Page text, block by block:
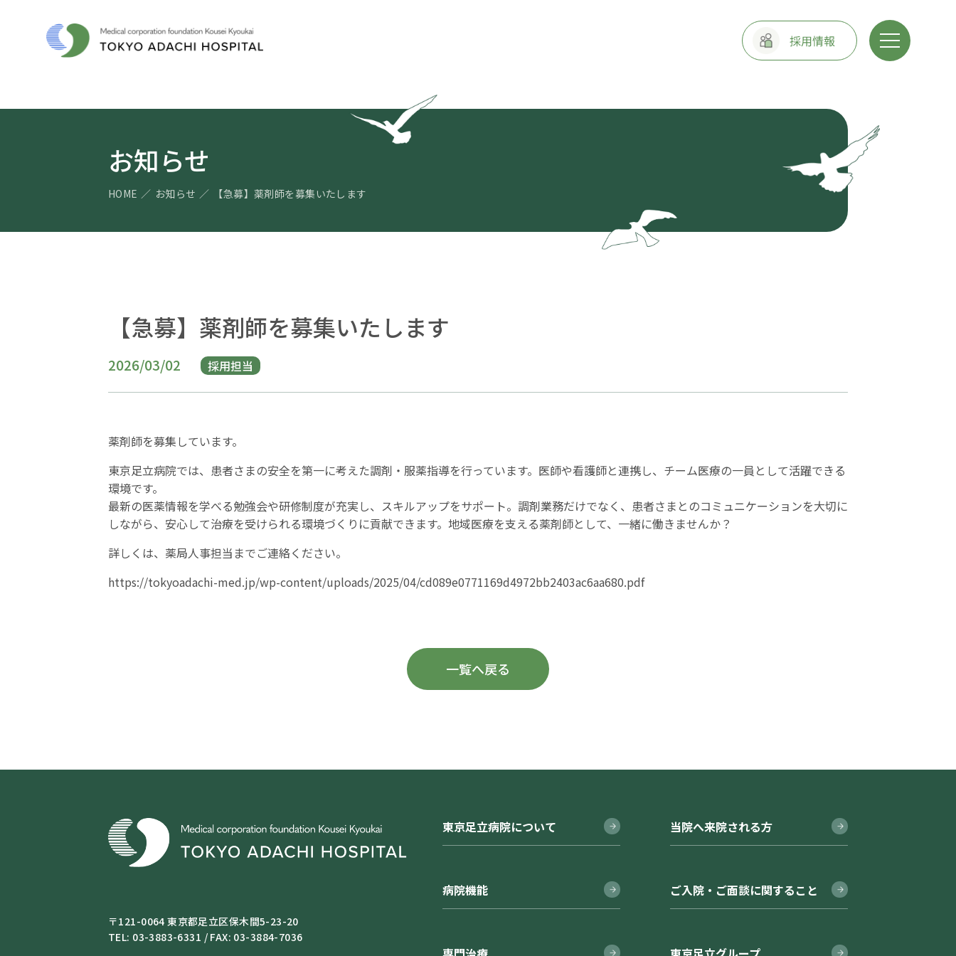
お知らせ
HOME お知らせ 【急募】薬剤師を募集いたします
【急募】薬剤師を募集いたします
2026/03/02 採用担当
薬剤師を募集しています。
東京足立病院では、患者さまの安全を第一に考えた調剤・服薬指導を行っています。医師や看護師と連携し、チーム医療の一員として活躍できる
環境です。
最新の医薬情報を学べる勉強会や研修制度が充実し、スキルアップをサポート。調剤業務だけでなく、患者さまとのコミュニケーションを大切に
しながら、安心して治療を受けられる環境づくりに貢献できます。地域医療を支える薬剤師として、一緒に働きませんか？
詳しくは、薬局人事担当までご連絡ください。
https://tokyoadachi-med.jp/wp-content/uploads/2025/04/cd089e0771169d4972bb2403ac6aa680.pdf
一覧へ戻る
〒121-0064 東京都足立区保木間5-23-20
TEL: 03-3883-6331 / FAX: 03-3884-7036
東京足立病院について
病院機能
当院へ来院される方
ご入院・ご面談に関すること